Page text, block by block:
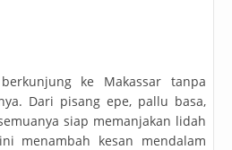
ke Makassar tanpa
Dari pisang epe, pallu basa,
siap memanjakan lidah
menambah kesan mendalam